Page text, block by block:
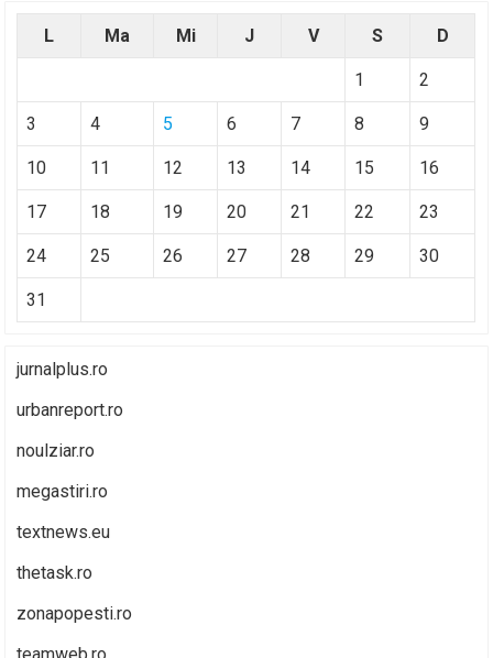
L Ma Mi J V S D
1 2
3 4 5 6 7 8 9
10 11 12 13 14 15 16
17 18 19 20 21 22 23
24 25 26 27 28 29 30
31
jurnalplus.ro
urbanreport.ro
noulziar.ro
megastiri.ro
textnews.eu
thetask.ro
zonapopesti.ro
teamweb.ro